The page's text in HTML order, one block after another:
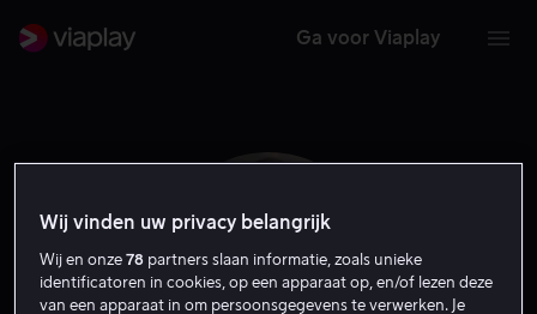
Ga voor Viaplay
Wij vinden uw privacy belangrijk
Wij en onze78 partners slaan informatie, zoals unieke
identificatoren in cookies, op een apparaat op, en/of lezen deze
van een apparaat in om persoonsgegevens te verwerken. Je